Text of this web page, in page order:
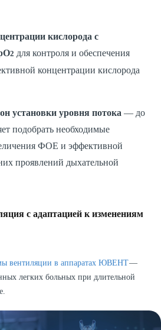
кислорода с
2 для контроля и обеспечения
концентрации кислорода
установки уровня потока — до
подобрать необходимые
ФОЕ и эффективной
проявлений дыхательной
с адаптацией к изменениям
вентиляции в аппаратах ЮВЕНТ—
легких больных при длительной